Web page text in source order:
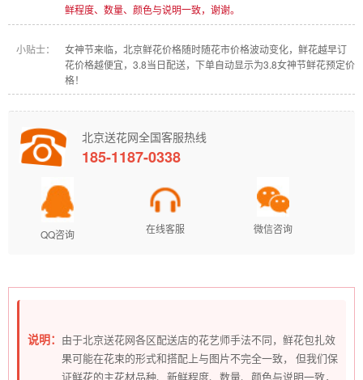
鲜程度、数量、颜色与说明一致，谢谢。
小贴士：
女神节来临，北京鲜花价格随时随花市价格波动变化，鲜花越早订
花价格越便宜，3.8当日配送，下单自动显示为3.8女神节鲜花预定价
格！
北京送花网全国客服热线
185-1187-0338
QQ咨询 在线客服 微信咨询
说明： 由于北京送花网各区配送店的花艺师手法不同，鲜花包扎效
果可能在花束的形式和搭配上与图片不完全一致， 但我们保
证鲜花的主花材品种、新鲜程度、数量、颜色与说明一致，